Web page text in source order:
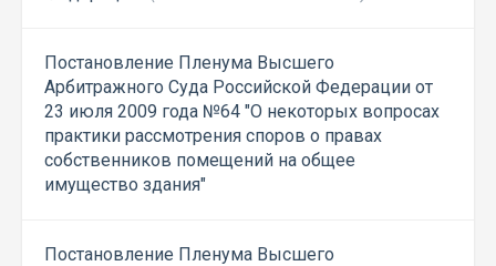
Постановление Пленума Высшего
Арбитражного Суда Российской Федерации от
23 июля 2009 года №64 "О некоторых вопросах
практики рассмотрения споров о правах
собственников помещений на общее
имущество здания"
Постановление Пленума Высшего